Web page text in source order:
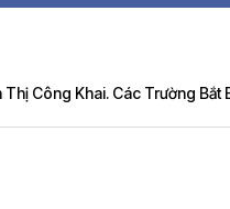
Thị Công Khai. Các Trường Bắt